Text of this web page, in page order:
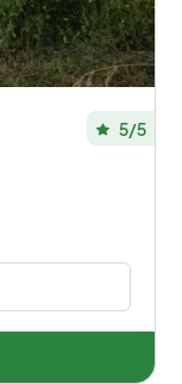
5/5